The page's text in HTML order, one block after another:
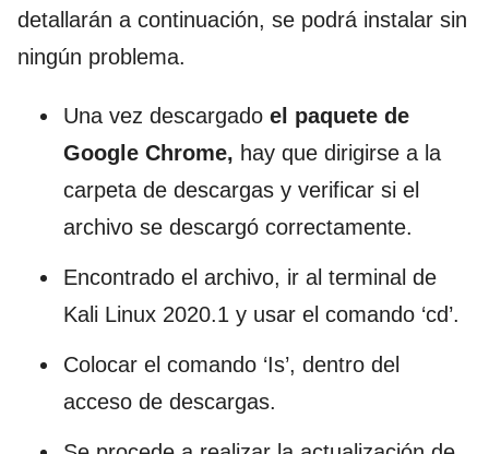
detallarán a continuación, se podrá instalar sin
ningún problema.
Una vez descargado el paquete de
Google Chrome, hay que dirigirse a la
carpeta de descargas y verificar si el
archivo se descargó correctamente.
Encontrado el archivo, ir al terminal de
Kali Linux 2020.1 y usar el comando ‘cd’.
Colocar el comando ‘Is’, dentro del
acceso de descargas.